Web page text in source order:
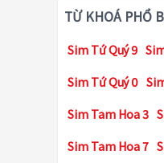
TỪ KHOÁ PHỔ
Sim Tứ Quý 9
Sim Tứ Quý 0
Sim Tam Hoa 3
Sim Tam Hoa 7